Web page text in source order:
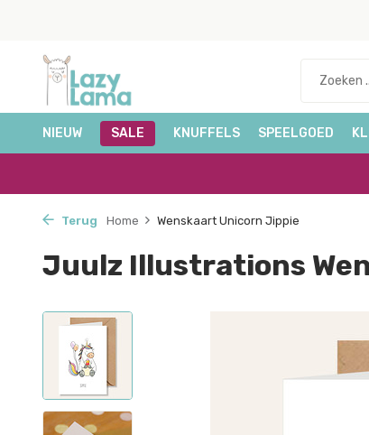
NIEUW SALE KNUFFELS SPEELGOED
Terug Home Wenskaart Unicorn Jippie
Juulz Illustrations